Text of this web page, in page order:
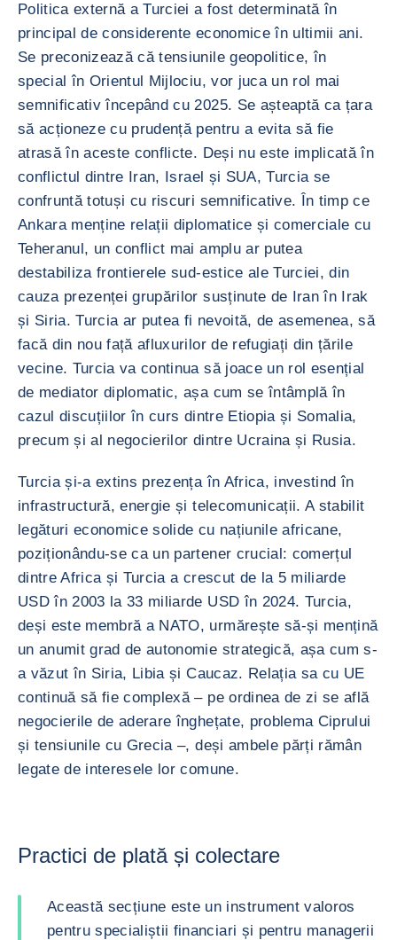
Politica externă a Turciei a fost determinată în
principal de considerente economice în ultimii ani.
Se preconizează că tensiunile geopolitice, în
special în Orientul Mijlociu, vor juca un rol mai
semnificativ începând cu 2025. Se așteaptă ca țara
să acționeze cu prudență pentru a evita să fie
atrasă în aceste conflicte. Deși nu este implicată în
conflictul dintre Iran, Israel și SUA, Turcia se
confruntă totuși cu riscuri semnificative. În timp ce
Ankara menține relații diplomatice și comerciale cu
Teheranul, un conflict mai amplu ar putea
destabiliza frontierele sud-estice ale Turciei, din
cauza prezenței grupărilor susținute de Iran în Irak
și Siria. Turcia ar putea fi nevoită, de asemenea, să
facă din nou față afluxurilor de refugiați din țările
vecine. Turcia va continua să joace un rol esențial
de mediator diplomatic, așa cum se întâmplă în
cazul discuțiilor în curs dintre Etiopia și Somalia,
precum și al negocierilor dintre Ucraina și Rusia.
Turcia și-a extins prezența în Africa, investind în
infrastructură, energie și telecomunicații. A stabilit
legături economice solide cu națiunile africane,
poziționându-se ca un partener crucial: comerțul
dintre Africa și Turcia a crescut de la 5 miliarde
USD în 2003 la 33 miliarde USD în 2024. Turcia,
deși este membră a NATO, urmărește să-și mențină
un anumit grad de autonomie strategică, așa cum s-
a văzut în Siria, Libia și Caucaz. Relația sa cu UE
continuă să fie complexă – pe ordinea de zi se află
negocierile de aderare înghețate, problema Ciprului
și tensiunile cu Grecia –, deși ambele părți rămân
legate de interesele lor comune.
Practici de plată și colectare
Această secțiune este un instrument valoros
pentru specialiștii financiari și pentru managerii